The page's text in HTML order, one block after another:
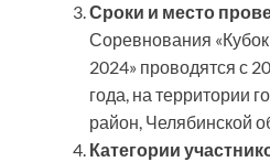
Сроки и место
Соревнования
2024» проводятся с
года, на территории
район, Челябинской
Категории